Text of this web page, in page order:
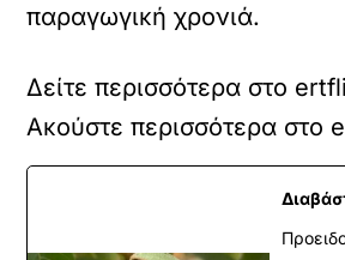
παραγωγική χρονιά.
Δείτε περισσότερα στο
Ακούστε περισσότερα στο